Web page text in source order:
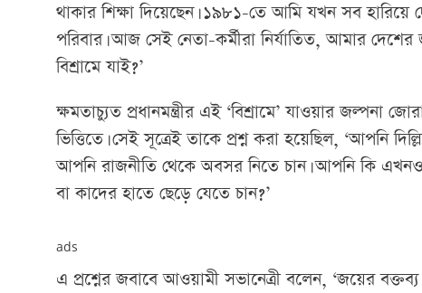
থাকার শিক্ষা দিয়েছেন। ১৯৮১-তে আমি যখন সব
পরিবার। আজ সেই নেতা-কর্মীরা নির্যাতিত, আমার
বিশ্রামে যাই?’
ক্ষমতাচ্যুত প্রধানমন্ত্রীর এই ‘বিশ্রামে’ যাওয়ার
ভিত্তিতে। সেই সূত্রেই তাকে প্রশ্ন করা হয়েছিল, ‘আপনি
আপনি রাজনীতি থেকে অবসর নিতে চান। আপনি কি এখনও
বা কাদের হাতে ছেড়ে যেতে চান?’
ads
এ প্রশ্নের জবাবে আওয়ামী সভানেত্রী বলেন, ‘জয়ের